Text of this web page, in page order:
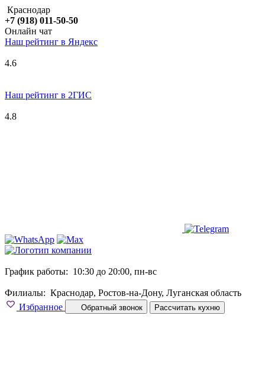
Краснодар
+7 (918) 011-50-50
Онлайн чат
Наш рейтинг в Яндекс
4.6
Наш рейтинг в 2ГИС
4.8
График работы: 10:30 до 20:00, пн-вс
Филиалы: Краснодар, Ростов-на-Дону, Луганская область
Избранное
Обратный звонок Рассчитать кухню